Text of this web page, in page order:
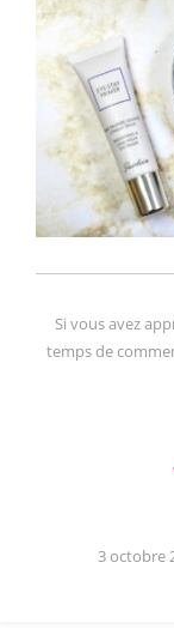
Si vous avez
temps de
3 octobre